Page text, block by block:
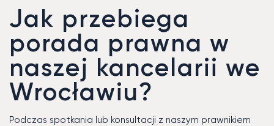
Jak przebiega
porada prawna w
naszej kancelarii we
Wrocławiu?
Podczas spotkania lub konsultacji z naszym prawnikiem